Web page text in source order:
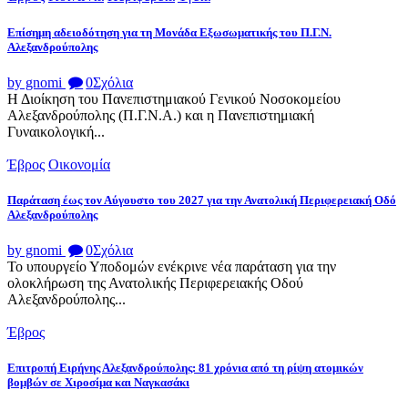
Επίσημη αδειοδότηση για τη Μονάδα Εξωσωματικής του Π.Γ.Ν.
Αλεξανδρούπολης
by gnomi 0Σχόλια
Η Διοίκηση του Πανεπιστημιακού Γενικού Νοσοκομείου
Αλεξανδρούπολης (Π.Γ.Ν.Α.) και η Πανεπιστημιακή
Γυναικολογική...
Έβρος Οικονομία
Παράταση έως τον Αύγουστο του 2027 για την Ανατολική Περιφερειακή Οδό
Αλεξανδρούπολης
by gnomi 0Σχόλια
Το υπουργείο Υποδομών ενέκρινε νέα παράταση για την
ολοκλήρωση της Ανατολικής Περιφερειακής Οδού
Αλεξανδρούπολης...
Έβρος
Επιτροπή Ειρήνης Αλεξανδρούπολης: 81 χρόνια από τη ρίψη ατομικών
βομβών σε Χιροσίμα και Ναγκασάκι